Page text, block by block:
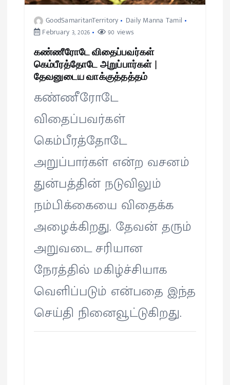
GoodSamaritanTerritory
Daily Manna Tamil
February 3, 2026
90 views
கண்ணீரோடே விதைப்பவர்கள்
கெம்பீரத்தோடே அறுப்பார்கள் |
தேவனுடைய வாக்குத்தத்தம்
கண்ணீரோடே
விதைப்பவர்கள்
கெம்பீரத்தோடே
அறுப்பார்கள் என்ற வசனம்
துன்பத்தின் நடுவிலும்
நம்பிக்கையை விதைக்க
அழைக்கிறது. தேவன் தரும்
அறுவடை சரியான
நேரத்தில் மகிழ்ச்சியாக
வெளிப்படும் என்பதை இந்த
செய்தி நினைவூட்டுகிறது.